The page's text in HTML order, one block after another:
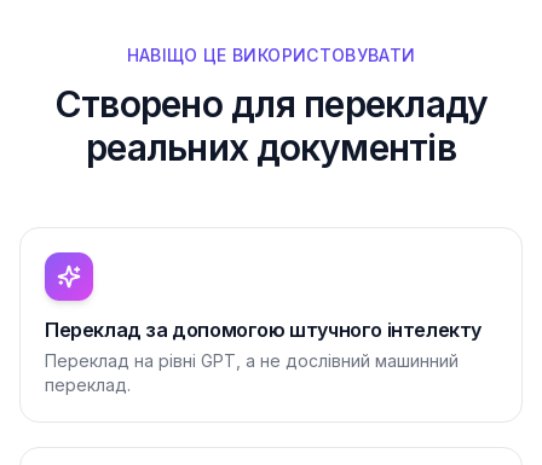
НАВІЩО ЦЕ ВИКОРИСТОВУВАТИ
Створено для перекладу
реальних документів
Переклад за допомогою штучного інтелекту
Переклад на рівні GPT, а не дослівний машинний
переклад.